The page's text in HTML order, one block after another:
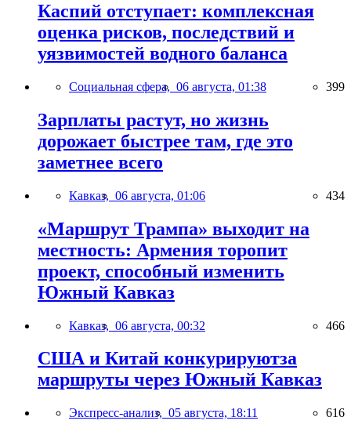
Каспий отступает: комплексная
оценка рисков, последствий и
уязвимостей водного баланса
Социальная сфера, 06 августа, 01:38 399
Зарплаты растут, но жизнь
дорожает быстрее там, где это
заметнее всего
Кавказ, 06 августа, 01:06 434
«Маршрут Трампа» выходит на
местность: Армения торопит
проект, способный изменить
Южный Кавказ
Кавказ, 06 августа, 00:32 466
США и Китай конкурируютза
маршруты через Южный Кавказ
Экспресс-анализ, 05 августа, 18:11 616